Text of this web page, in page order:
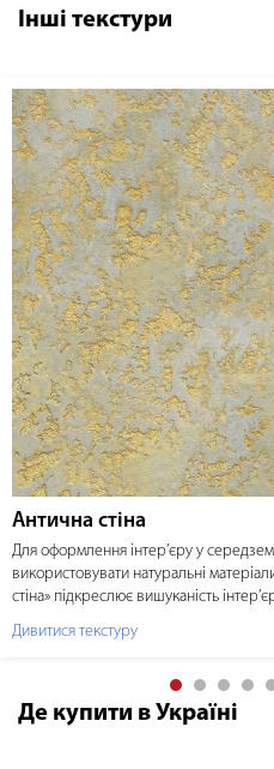
Інші текстури
Антична стіна
Для оформлення інтер’єру у
використовувати натуральні
стіна» підкреслює вишуканість
Дивитися текстуру
Де купити в Україні